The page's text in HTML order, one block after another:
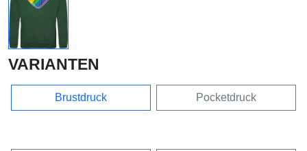
VARIANTEN
Brustdruck Pocketdruck